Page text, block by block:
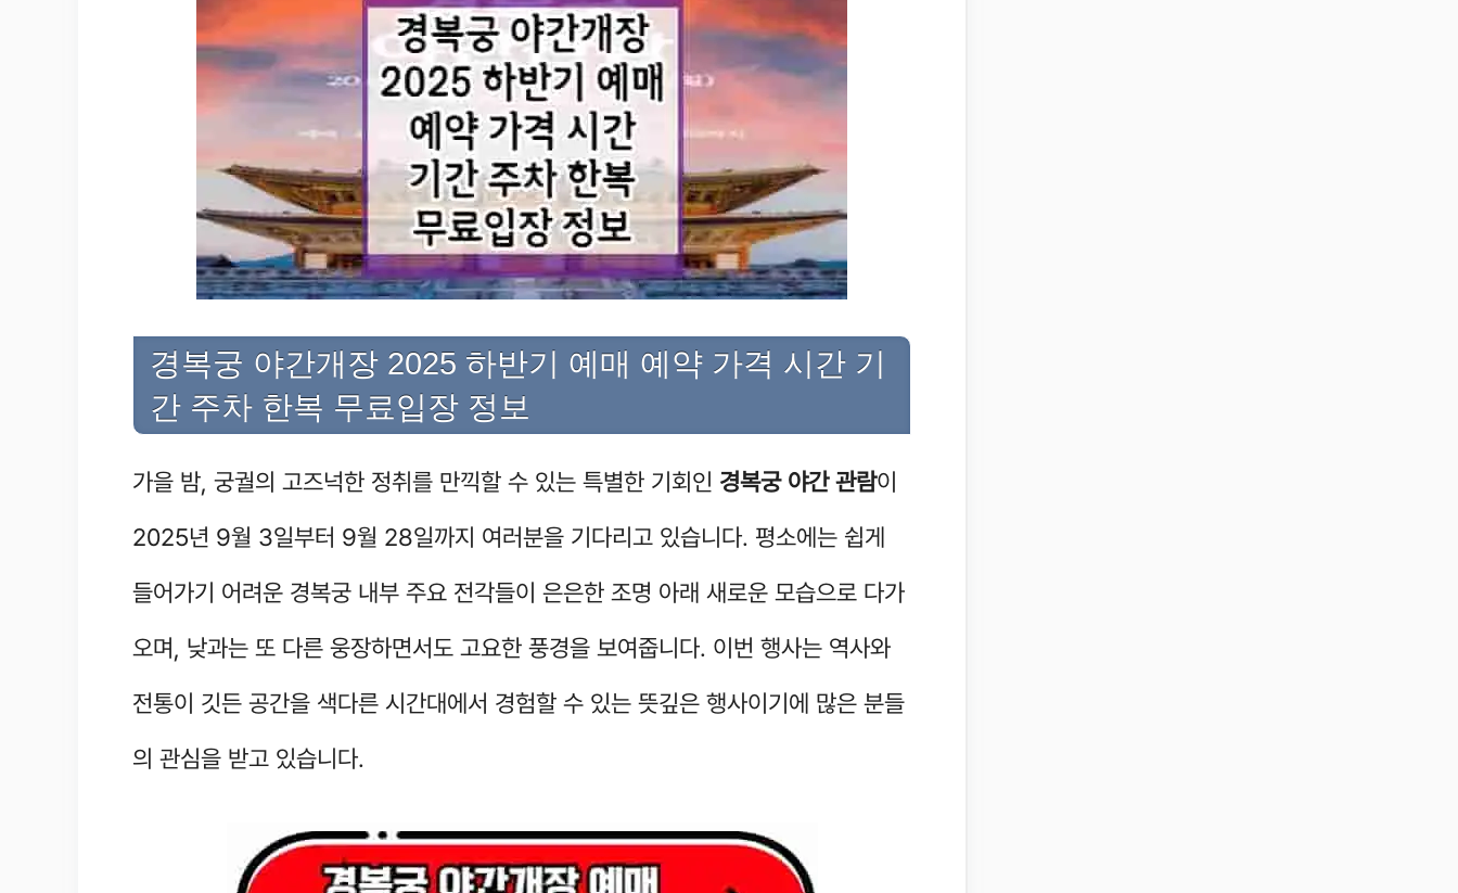
경복궁 야간개장 2025 하반기 예매 예약 가격 시간 기
간 주차 한복 무료입장 정보
가을 밤, 궁궐의 고즈넉한 정취를 만끽할 수 있는 특별한 기회인 경복궁 야간 관람이
2025년 9월 3일부터 9월 28일까지 여러분을 기다리고 있습니다. 평소에는 쉽게
들어가기 어려운 경복궁 내부 주요 전각들이 은은한 조명 아래 새로운 모습으로 다가
오며, 낮과는 또 다른 웅장하면서도 고요한 풍경을 보여줍니다. 이번 행사는 역사와
전통이 깃든 공간을 색다른 시간대에서 경험할 수 있는 뜻깊은 행사이기에 많은 분들
의 관심을 받고 있습니다.